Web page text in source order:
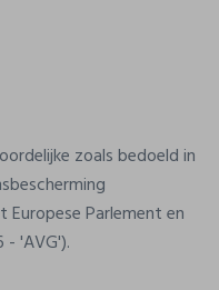
zoals bedoeld in
Europese Parlement en
- 'AVG').